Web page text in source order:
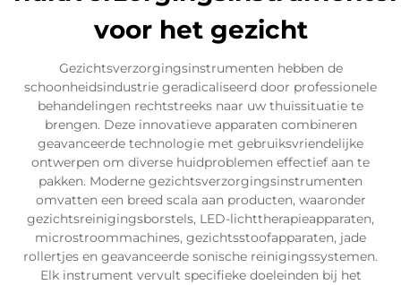
voor het gezicht
Gezichtsverzorgingsinstrumenten hebben de
schoonheidsindustrie geradicaliseerd door professionele
behandelingen rechtstreeks naar uw thuissituatie te
brengen. Deze innovatieve apparaten combineren
geavanceerde technologie met gebruiksvriendelijke
ontwerpen om diverse huidproblemen effectief aan te
pakken. Moderne gezichtsverzorgingsinstrumenten
omvatten een breed scala aan producten, waaronder
gezichtsreinigingsborstels, LED-lichttherapieapparaten,
microstroommachines, gezichtsstoofapparaten, jade
rollertjes en geavanceerde sonische reinigingssystemen.
Elk instrument vervult specifieke doeleinden bij het